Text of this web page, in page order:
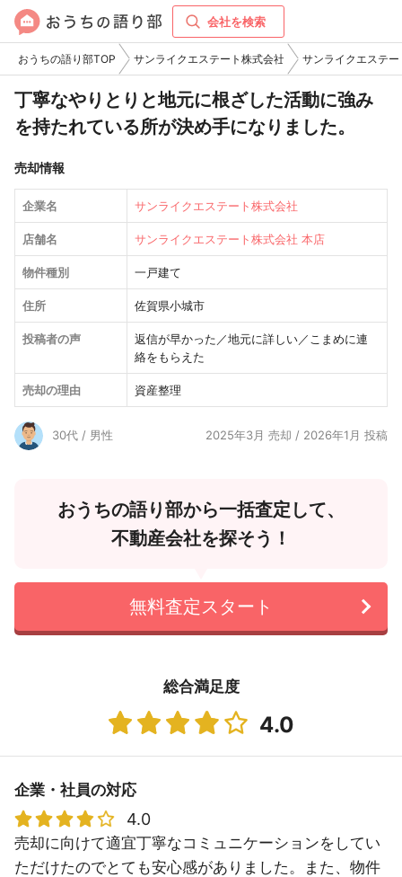
会社を検索
おうちの語り部TOP サンライクエステート株式会社 サンライクエステ
丁寧なやりとりと地元に根ざした活動に強み
を持たれている所が決め手になりました。
売却情報
企業名 サンライクエステート株式会社
店舗名 サンライクエステート株式会社 本店
物件種別 一戸建て
住所 佐賀県小城市
投稿者の声
返信が早かった／地元に詳しい／こまめに連
絡をもらえた
売却の理由 資産整理
30代 / 男性 2025年3月 売却 / 2026年1月 投稿
おうちの語り部から一括査定して、
不動産会社を探そう！
無料査定スタート
総合満足度
4.0
企業・社員の対応
4.0
売却に向けて適宜丁寧なコミュニケーションをしてい
ただけたのでとても安心感がありました。また、物件